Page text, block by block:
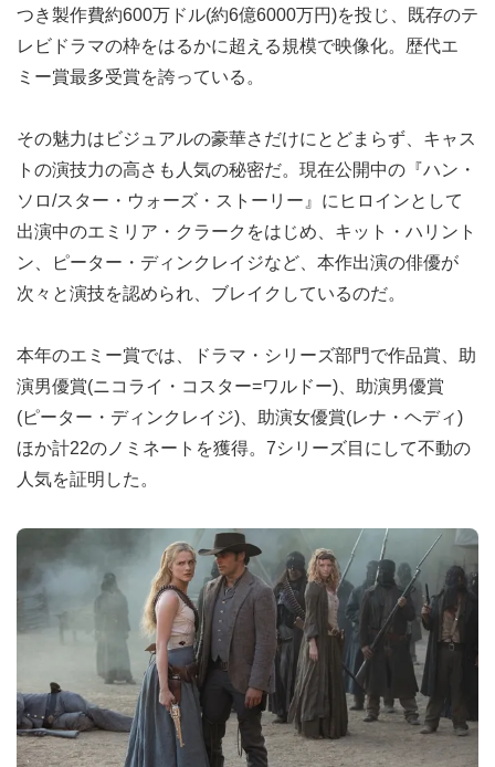
つき製作費約600万ドル(約6億6000万円)を投じ、既存のテ
レビドラマの枠をはるかに超える規模で映像化。歴代エ
ミー賞最多受賞を誇っている。
その魅力はビジュアルの豪華さだけにとどまらず、キャス
トの演技力の高さも人気の秘密だ。現在公開中の『ハン・
ソロ/スター・ウォーズ・ストーリー』にヒロインとして
出演中のエミリア・クラークをはじめ、キット・ハリント
ン、ピーター・ディンクレイジなど、本作出演の俳優が
次々と演技を認められ、ブレイクしているのだ。
本年のエミー賞では、ドラマ・シリーズ部門で作品賞、助
演男優賞(ニコライ・コスター=ワルドー)、助演男優賞
(ピーター・ディンクレイジ)、助演女優賞(レナ・ヘディ)
ほか計22のノミネートを獲得。7シリーズ目にして不動の
人気を証明した。